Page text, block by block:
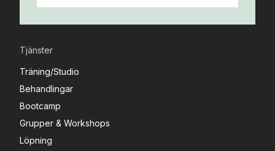
Tjänster
Träning/Studio
Behandlingar
Bootcamp
Grupper & Workshops
Löpning